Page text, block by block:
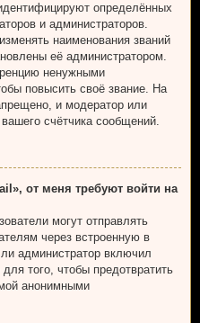
определённых
и администраторов.
наименования званий
её администратором.
ненужными
повысить своё звание. На
и модератор или
счётчика сообщений.
от меня требуют войти на
могут отправлять
через встроенную в
администратор включил
того, чтобы предотвратить
анонимными